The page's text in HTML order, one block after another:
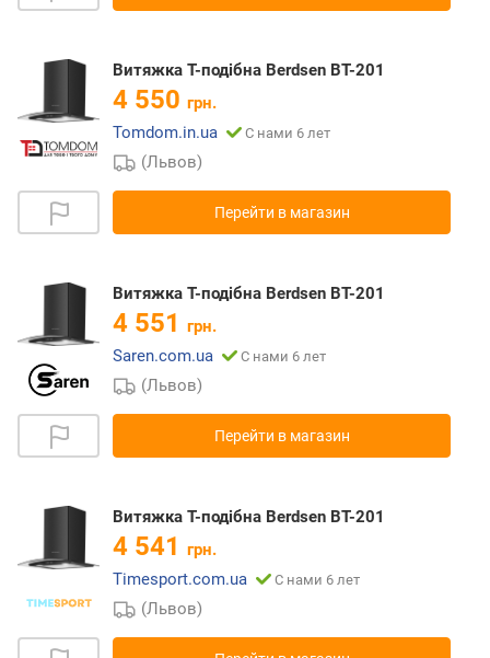
Витяжка Т-подібна Berdsen BT-201
4 550 грн.
Tomdom.in.ua
С нами 6 лет
(Львов)
Перейти в магазин
Витяжка Т-подібна Berdsen BT-201
4 551 грн.
Saren.com.ua
С нами 6 лет
(Львов)
Перейти в магазин
Витяжка Т-подібна Berdsen BT-201
4 541 грн.
Timesport.com.ua
С нами 6 лет
(Львов)